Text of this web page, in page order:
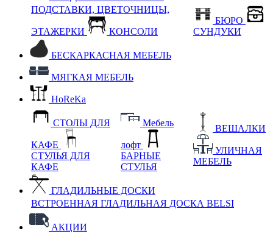
ПОДСТАВКИ, ЦВЕТОЧНИЦЫ,
ЭТАЖЕРКИ КОНСОЛИ
БЮРО
СУНДУКИ
БЕСКАРКАСНАЯ МЕБЕЛЬ
МЯГКАЯ МЕБЕЛЬ
HoReKa
СТОЛЫ ДЛЯ
КАФЕ
СТУЛЬЯ ДЛЯ
КАФЕ
Мебель
лофт
БАРНЫЕ
СТУЛЬЯ
ВЕШАЛКИ
УЛИЧНАЯ
МЕБЕЛЬ
ГЛАДИЛЬНЫЕ ДОСКИ
ВСТРОЕННАЯ ГЛАДИЛЬНАЯ ДОСКА BELSI
АКЦИИ